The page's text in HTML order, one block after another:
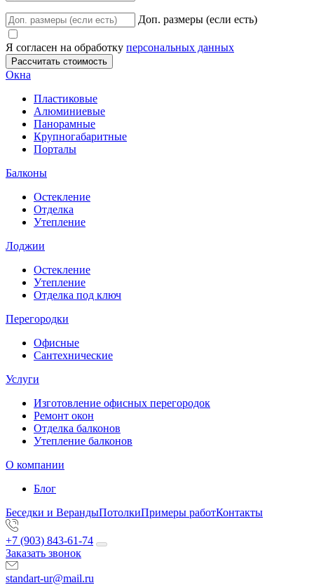
Доп. размеры (если есть)
Я согласен на обработку персональных данных
Окна
Пластиковые
Алюминиевые
Панорамные
Крупногабаритные
Порталы
Балконы
Остекление
Отделка
Утепление
Лоджии
Остекление
Утепление
Отделка под ключ
Перегородки
Офисные
Сантехнические
Услуги
Изготовление офисных перегородок
Ремонт окон
Отделка балконов
Утепление балконов
О компании
Блог
Беседки и ВерандыПотолкиПримеры работКонтакты
+7 (903) 843-61-74
Заказать звонок
standart-ur@mail.ru